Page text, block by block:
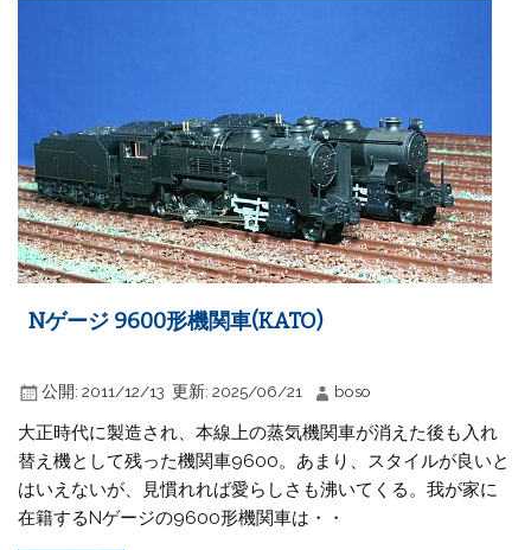
Nゲージ 9600形機関車(KATO)
公開: 2011/12/13 更新: 2025/06/21 boso
大正時代に製造され、本線上の蒸気機関車が消えた後も入れ
替え機として残った機関車9600。あまり、スタイルが良いと
はいえないが、見慣れれば愛らしさも沸いてくる。我が家に
在籍するNゲージの9600形機関車は・・